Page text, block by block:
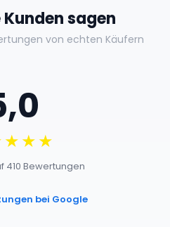
sagen
von echten Käufern
410 Bewertungen
bei Google